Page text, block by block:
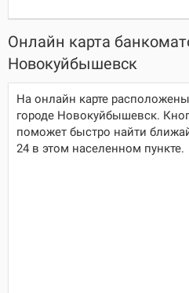
Онлайн карта
Новокуйбышевск
На онлайн карте
городе Новокуйбышевск.
поможет быстро найти
24 в этом населенном пункте.